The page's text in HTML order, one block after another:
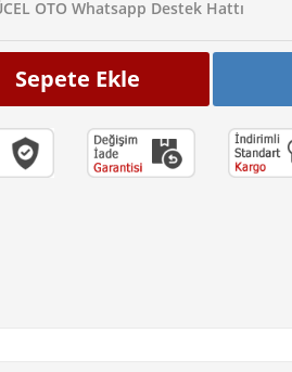
OTO Whatsapp Destek Hattı
Sepete Ekle